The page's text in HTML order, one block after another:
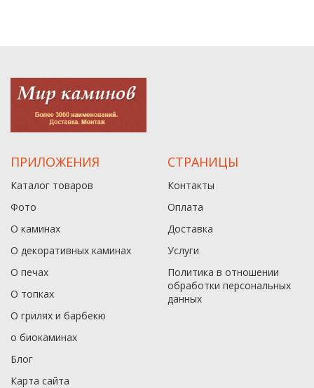
ПРИЛОЖЕНИЯ
Каталог товаров
Фото
О каминах
О декоративных каминах
О печах
О топках
О грилях и барбекю
о биокаминах
Блог
Карта сайта
СТРАНИЦЫ
Контакты
Оплата
Доставка
Услуги
Политика в отношении
обработки персональных
данныx